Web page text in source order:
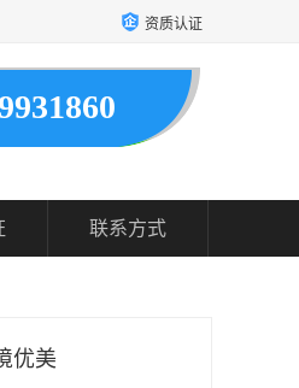
资质认证
联系方式
优美